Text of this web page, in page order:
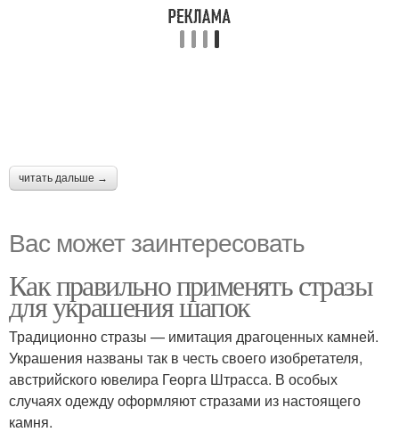
читать дальше →
Вас может заинтересовать
Как правильно применять стразы
для украшения шапок
Традиционно стразы — имитация драгоценных камней.
Украшения названы так в честь своего изобретателя,
австрийского ювелира Георга Штрасса. В особых
случаях одежду оформляют стразами из настоящего
камня.